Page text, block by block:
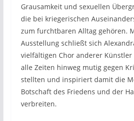
Grausamkeit und sexuellen
die bei kriegerischen
zum furchtbaren Alltag gehören.
Ausstellung schließt sich
vielfältigen Chor anderer
alle Zeiten hinweg mutig gegen
stellten und inspiriert damit die
Botschaft des Friedens und der
verbreiten.